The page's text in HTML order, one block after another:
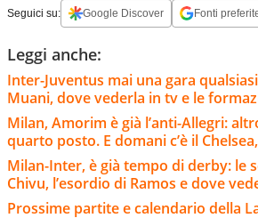
Seguici su: Google Discover Fonti
Leggi anche:
Inter-Juventus mai una gara
Muani, dove vederla in tv e le
Milan, Amorim è già l’anti-Allegri:
quarto posto. E domani c’è il
Milan-Inter, è già tempo di derby: le
Chivu, l’esordio di Ramos e dove
Prossime partite e calendario della